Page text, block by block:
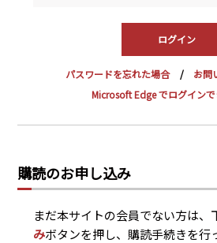
採用情報
English
瑞姆亜太
パスワードを忘れた場合
お問
Microsoft Edge でログイン
購読のお申し込み
まだ本サイトの会員でない方は、
みボタンを押し、購読手続きを行